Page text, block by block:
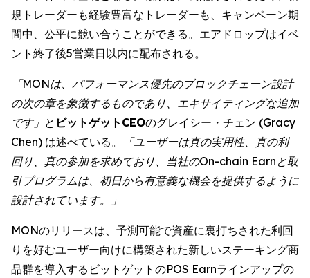
規トレーダーも経験豊富なトレーダーも、キャンペーン期
間中、公平に競い合うことができる。エアドロップはイベ
ント終了後5営業日以内に配布される。
「MONは、パフォーマンス優先のブロックチェーン設計
の次の章を象徴するものであり、エキサイティングな追加
です」 と ビットゲットCEOのグレイシー・チェン (Gracy
Chen) は述べている。
「ユーザーは真の実用性、真の利
回り、真の参加を求めており、当社のOn-chain Earnと取
引プログラムは、初日から有意義な機会を提供するように
設計されています。」
MONのリリースは、予測可能で資産に裏打ちされた利回
りを好むユーザー向けに構築された新しいステーキング商
品群を導入するビットゲットのPOS Earnラインアップの